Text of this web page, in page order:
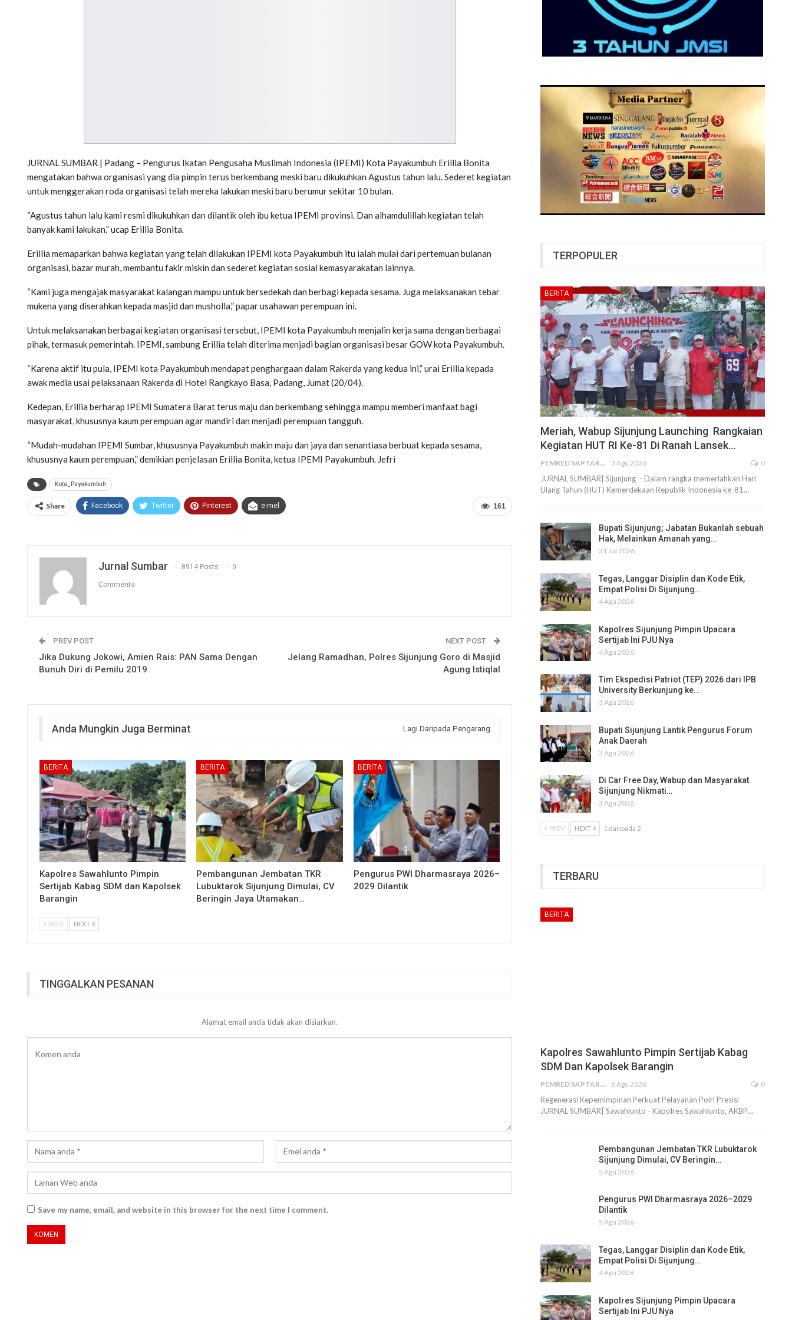
JURNAL SUMBAR | Padang – Pengurus Ikatan Pengusaha Muslimah Indonesia (IPEMI) Kota Payakumbuh Erillia Bonita
mengatakan bahwa organisasi yang dia pimpin terus berkembang meski baru dikukuhkan Agustus tahun lalu. Sederet kegiatan
untuk menggerakan roda organisasi telah mereka lakukan meski baru berumur sekitar 10 bulan.
“Agustus tahun lalu kami resmi dikukuhkan dan dilantik oleh ibu ketua IPEMI provinsi. Dan alhamdulillah kegiatan telah
banyak kami lakukan,” ucap Erillia Bonita.
Erillia memaparkan bahwa kegiatan yang telah dilakukan IPEMI kota Payakumbuh itu ialah mulai dari pertemuan bulanan
organisasi, bazar murah, membantu fakir miskin dan sederet kegiatan sosial kemasyarakatan lainnya.
“Kami juga mengajak masyarakat kalangan mampu untuk bersedekah dan berbagi kepada sesama. Juga melaksanakan tebar
mukena yang diserahkan kepada masjid dan musholla,” papar usahawan perempuan ini.
Untuk melaksanakan berbagai kegiatan organisasi tersebut, IPEMI kota Payakumbuh menjalin kerja sama dengan berbagai
pihak, termasuk pemerintah. IPEMI, sambung Erillia telah diterima menjadi bagian organisasi besar GOW kota Payakumbuh.
“Karena aktif itu pula, IPEMI kota Payakumbuh mendapat penghargaan dalam Rakerda yang kedua ini,” urai Erillia kepada
awak media usai pelaksanaan Rakerda di Hotel Rangkayo Basa, Padang, Jumat (20/04).
Kedepan, Erillia berharap IPEMI Sumatera Barat terus maju dan berkembang sehingga mampu memberi manfaat bagi
masyarakat, khususnya kaum perempuan agar mandiri dan menjadi perempuan tangguh.
“Mudah-mudahan IPEMI Sumbar, khususnya Payakumbuh makin maju dan jaya dan senantiasa berbuat kepada sesama,
khususnya kaum perempuan,” demikian penjelasan Erillia Bonita, ketua IPEMI Payakumbuh. Jefri
Kota_Payakumbuh
161
Share Facebook Twitter Pinterest e-mel
Jurnal Sumbar 8914 Posts 0
Comments
PREV POST
Jika Dukung Jokowi, Amien Rais: PAN Sama Dengan
Bunuh Diri di Pemilu 2019
NEXT POST
Jelang Ramadhan, Polres Sijunjung Goro di Masjid
Agung Istiqlal
Anda Mungkin Juga Berminat Lagi Daripada Pengarang
BERITA
Kapolres Sawahlunto Pimpin
Sertijab Kabag SDM dan Kapolsek
Barangin
BERITA
Pembangunan Jembatan TKR
Lubuktarok Sijunjung Dimulai, CV
Beringin Jaya Utamakan…
BERITA
Pengurus PWI Dharmasraya 2026–
2029 Dilantik
PREV NEXT
TINGGALKAN PESANAN
Alamat email anda tidak akan disiarkan.
Save my name, email, and website in this browser for the next time I comment.
TERPOPULER
BERITA
Meriah, Wabup Sijunjung Launching Rangkaian
Kegiatan HUT RI Ke-81 Di Ranah Lansek…
PEMRED SAPTARIUS 3 Agu 2026 0
JURNAL SUMBAR| Sijunjung - Dalam rangka memeriahkan Hari
Ulang Tahun (HUT) Kemerdekaan Republik Indonesia ke-81…
Bupati Sijunjung; Jabatan Bukanlah sebuah
Hak, Melainkan Amanah yang…
31 Jul 2026
Tegas, Langgar Disiplin dan Kode Etik,
Empat Polisi Di Sijunjung…
4 Agu 2026
Kapolres Sijunjung Pimpin Upacara
Sertijab Ini PJU Nya
4 Agu 2026
Tim Ekspedisi Patriot (TEP) 2026 dari IPB
University Berkunjung ke…
3 Agu 2026
Bupati Sijunjung Lantik Pengurus Forum
Anak Daerah
3 Agu 2026
Di Car Free Day, Wabup dan Masyarakat
Sijunjung Nikmati…
3 Agu 2026
PREV NEXT 1 daripada 2
TERBARU
BERITA
Kapolres Sawahlunto Pimpin Sertijab Kabag
SDM Dan Kapolsek Barangin
PEMRED SAPTARIUS 6 Agu 2026 0
Regenerasi Kepemimpinan Perkuat Pelayanan Polri Presisi
JURNAL SUMBAR| Sawahlunto - Kapolres Sawahlunto, AKBP…
Pembangunan Jembatan TKR Lubuktarok
Sijunjung Dimulai, CV Beringin…
5 Agu 2026
Pengurus PWI Dharmasraya 2026–2029
Dilantik
5 Agu 2026
Tegas, Langgar Disiplin dan Kode Etik,
Empat Polisi Di Sijunjung…
4 Agu 2026
Kapolres Sijunjung Pimpin Upacara
Sertijab Ini PJU Nya